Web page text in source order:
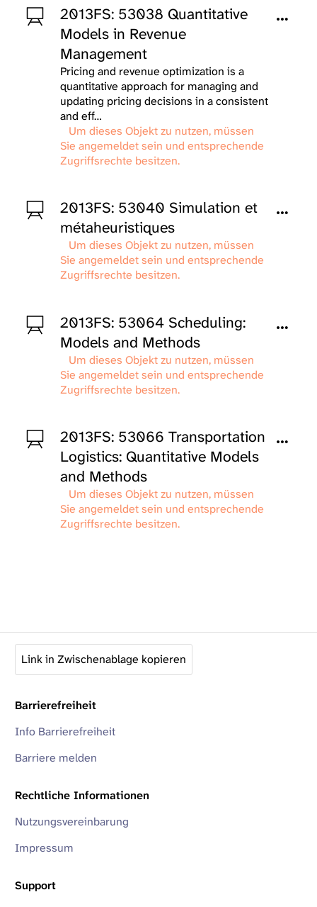
2013FS: 53038 Quantitative
Models in Revenue
Management
Pricing and revenue optimization is a
quantitative approach for managing and
updating pricing decisions in a consistent
and eff…
Um dieses Objekt zu nutzen, müssen
Sie angemeldet sein und entsprechende
Zugriffsrechte besitzen.
2013FS: 53040 Simulation et
métaheuristiques
Um dieses Objekt zu nutzen, müssen
Sie angemeldet sein und entsprechende
Zugriffsrechte besitzen.
2013FS: 53064 Scheduling:
Models and Methods
Um dieses Objekt zu nutzen, müssen
Sie angemeldet sein und entsprechende
Zugriffsrechte besitzen.
2013FS: 53066 Transportation
Logistics: Quantitative Models
and Methods
Um dieses Objekt zu nutzen, müssen
Sie angemeldet sein und entsprechende
Zugriffsrechte besitzen.
Link in Zwischenablage kopieren
Barrierefreiheit
Info Barrierefreiheit
Barriere melden
Rechtliche Informationen
Nutzungsvereinbarung
Impressum
Support